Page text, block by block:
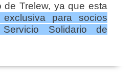
de Trelew, ya que esta
para socios
Solidario de